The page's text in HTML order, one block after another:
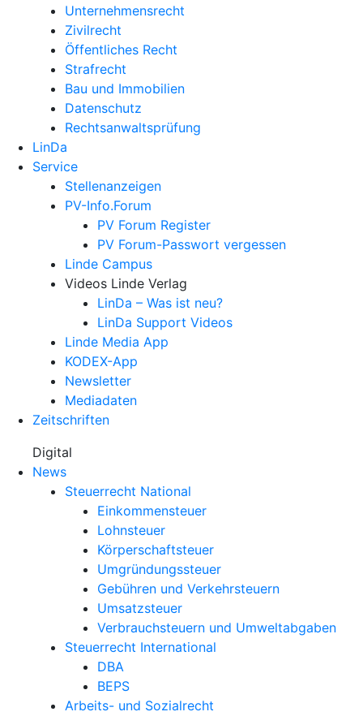
Unternehmens­recht
Zivilrecht
Öffentliches Recht
Strafrecht
Bau und Immobilien
Datenschutz
Rechtsanwalts­prüfung
LinDa
Service
Stellenanzeigen
PV-Info.Forum
PV Forum Register
PV Forum-Passwort vergessen
Linde Campus
Videos Linde Verlag
LinDa – Was ist neu?
LinDa Support Videos
Linde Media App
KODEX-App
Newsletter
Mediadaten
Zeitschriften
Digital
News
Steuerrecht National
Einkommensteuer
Lohnsteuer
Körperschaftsteuer
Umgründungssteuer
Gebühren und Verkehrsteuern
Umsatzsteuer
Verbrauchsteuern und Umweltabgaben
Steuerrecht International
DBA
BEPS
Arbeits- und Sozialrecht